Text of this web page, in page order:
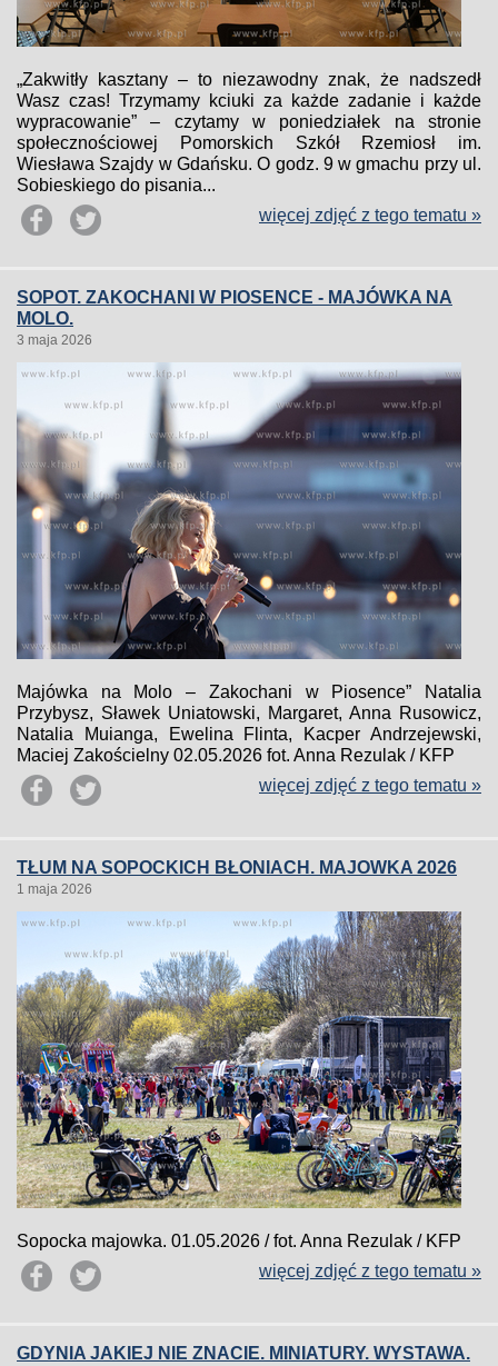
„Zakwitły kasztany – to niezawodny znak, że nadszedł
Wasz czas! Trzymamy kciuki za każde zadanie i każde
wypracowanie” – czytamy w poniedziałek na stronie
społecznościowej Pomorskich Szkół Rzemiosł im.
Wiesława Szajdy w Gdańsku. O godz. 9 w gmachu przy ul.
Sobieskiego do pisania...
więcej zdjęć z tego tematu »
SOPOT. ZAKOCHANI W PIOSENCE - MAJÓWKA NA
MOLO.
3 maja 2026
Majówka na Molo – Zakochani w Piosence” Natalia
Przybysz, Sławek Uniatowski, Margaret, Anna Rusowicz,
Natalia Muianga, Ewelina Flinta, Kacper Andrzejewski,
Maciej Zakościelny 02.05.2026 fot. Anna Rezulak / KFP
więcej zdjęć z tego tematu »
TŁUM NA SOPOCKICH BŁONIACH. MAJOWKA 2026
1 maja 2026
Sopocka majowka. 01.05.2026 / fot. Anna Rezulak / KFP
więcej zdjęć z tego tematu »
GDYNIA JAKIEJ NIE ZNACIE. MINIATURY. WYSTAWA.